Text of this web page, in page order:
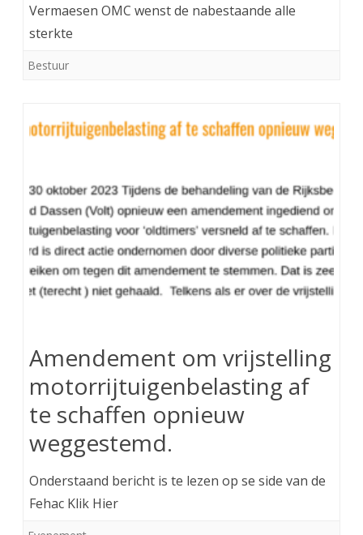
Vermaesen OMC wenst de nabestaande alle
sterkte
Bestuur
Amendement om vrijstelling
motorrijtuigenbelasting af
te schaffen opnieuw
weggestemd.
Onderstaand bericht is te lezen op se side van de
Fehac Klik Hier